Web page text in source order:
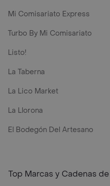
Mi Comisariato Express
Turbo By Mi Comisariato
Listo!
La Taberna
La Lico Market
La Llorona
El Bodegón Del Artesano
Top Marcas y Cadenas